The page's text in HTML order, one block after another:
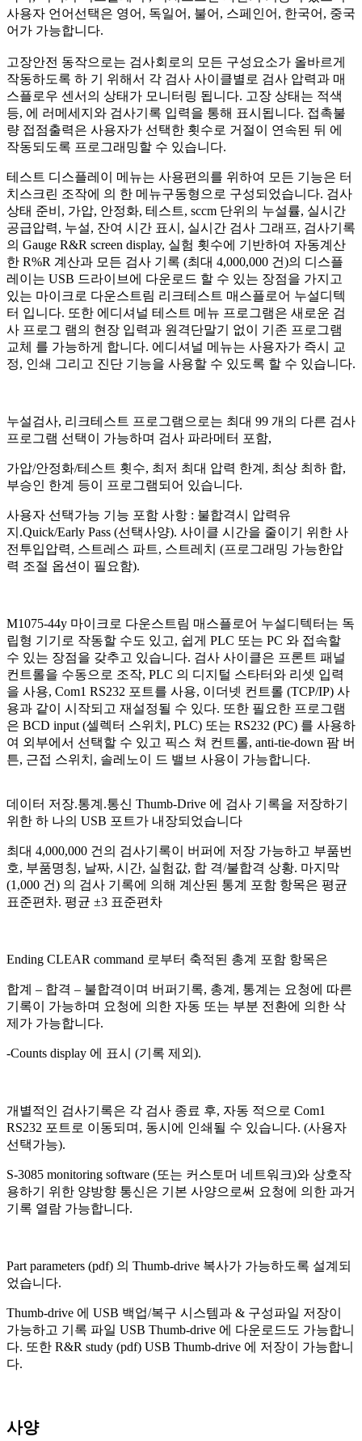
사용자 언어선택은 영어, 독일어, 불어, 스페인어, 한국어, 중국
어가 가능합니다.
고장안전 동작으로는 검사회로의 모든 구성요소가 올바르게
작동하도록 하 기 위해서 각 검사 사이클별로 검사 압력과 매
스플로우 센서의 상태가 모니터링 됩니다. 고장 상태는 적색
등, 에 러메세지와 검사기록 입력을 통해 표시됩니다. 접촉불
량 접점출력은 사용자가 선택한 횟수로 거절이 연속된 뒤 에
작동되도록 프로그래밍할 수 있습니다.
​테스트 디스플레이 메뉴는 사용편의를 위하여 모든 기능은 터
치스크린 조작에 의 한 메뉴구동형으로 구성되었습니다. 검사
상태 준비, 가압, 안정화, 테스트, sccm 단위의 누설률, 실시간
공급압력, 누설, 잔여 시간 표시, 실시간 검사 그래프, 검사기록
의 Gauge R&R screen display, 실험 횟수에 기반하여 자동계산
한 R%R 계산과 모든 검사 기록 (최대 4,000,000 건)의 디스플
레이는 USB 드라이브에 다운로드 할 수 있는 장점을 가지고
있는 마이크로 다운스트림 리크테스트 매스플로어 누설디텍
터 입니다. 또한 에디셔널 테스트 메뉴 프로그램은 새로운 검
사 프로그 램의 현장 입력과 원격단말기 없이 기존 프로그램
교체 를 가능하게 합니다. 에디셔널 메뉴는 사용자가 즉시 교
정, 인쇄 그리고 진단 기능을 사용할 수 있도록 할 수 있습니다.
누설검사, 리크테스트 프로그램으로는 최대 99 개의 다른 검사
프로그램 선택이 가능하며 검사 파라메터 포함,
가압/안정화/테스트 횟수, 최저 최대 압력 한계, 최상 최하 합,
부승인 한계 등이 프로그램되어 있습니다.
​사용자 선택가능 기능 포함 사항 : 불합격시 압력유
지.Quick/Early Pass (선택사양). 사이클 시간을 줄이기 위한 사
전투입압력, 스트레스 파트, 스트레치 (프로그래밍 가능한압
력 조절 옵션이 필요함).
M1075-44y 마이크로 다운스트림 매스플로어 누설디텍터는 독
립형 기기로 작동할 수도 있고, 쉽게 PLC 또는 PC 와 접속할
수 있는 장점을 갖추고 있습니다. 검사 사이클은 프론트 패널
컨트롤을 수동으로 조작, PLC 의 디지털 스타터와 리셋 입력
을 사용, Com1 RS232 포트를 사용, 이더넷 컨트롤 (TCP/IP) 사
용과 같이 시작되고 재설정될 수 있다. 또한 필요한 프로그램
은 BCD input (셀렉터 스위치, PLC) 또는 RS232 (PC) 를 사용하
여 외부에서 선택할 수 있고 픽스 쳐 컨트롤, anti-tie-down 팜 버
튼, 근접 스위치, 솔레노이 드 밸브 사용이 가능합니다.
데이터 저장.통계.통신 Thumb-Drive 에 검사 기록을 저장하기
위한 하 나의 USB 포트가 내장되었습니다
최대 4,000,000 건의 검사기록이 버퍼에 저장 가능하고 부품번
호, 부품명칭, 날짜, 시간, 실험값, 합 격/불합격 상황. 마지막
(1,000 건) 의 검사 기록에 의해 계산된 통계 포함 항목은 평균
표준편차. 평균 ±3 표준편차
Ending CLEAR command 로부터 축적된 총계 포함 항목은
합계 – 합격 – 불합격이며 버퍼기록, 총계, 통계는 요청에 따른
기록이 가능하며 요청에 의한 자동 또는 부분 전환에 의한 삭
제가 가능합니다.
-Counts display 에 표시 (기록 제외).
개별적인 검사기록은 각 검사 종료 후, 자동 적으로 Com1
RS232 포트로 이동되며, 동시에 인쇄될 수 있습니다. (사용자
선택가능).
S-3085 monitoring software (또는 커스토머 네트워크)와 상호작
용하기 위한 양방향 통신은 기본 사양으로써 요청에 의한 과거
기록 열람 가능합니다.
Part parameters (pdf) 의 Thumb-drive 복사가 가능하도록 설계되
었습니다.
Thumb-drive 에 USB 백업/복구 시스템과 & 구성파일 저장이
가능하고 기록 파일 USB Thumb-drive 에 다운로드도 가능합니
다. 또한 R&R study (pdf) USB Thumb-drive 에 저장이 가능합니
다.
사양